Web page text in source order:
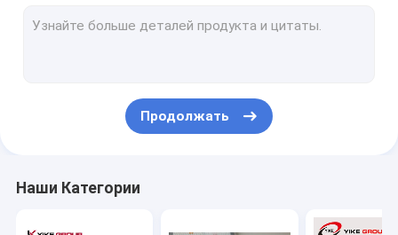
машина рифленой коробки шить
Продолжать
Наши Категории